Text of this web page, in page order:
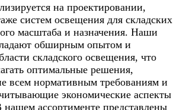
на проектировании,
систем освещения для складских
масштаба и назначения. Наши
обширным опытом и
складского освещения, что
оптимальные решения,
всем нормативным требованиям и
экономические аспекты
нашем ассортименте представлены